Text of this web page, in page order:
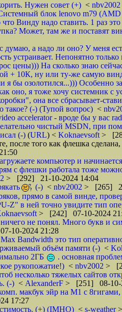
Нужен совет (+) < nbv2002
блок lenovo m79
Винду надо ставить. 1 раз
Может, там же и поставят
думаю, а надо ли оно? У меня
устраивает. Непонятно только
цены))) На сколько знаю
+ 10К, ну или ту-же самую
я бы озолотился...))) Особенно
оно, я тоже хочу системник с
она все сбрасывает-
такое? (-) (Тупой вопрос) <
accelerator - вроде бы у вас
чистый MSDN, при
(-) (URL) < Koknaevsoft >
после того как флешка сделана,
компьютер и
с флешки работала тоже
> [292] 21-10-2024 14:04
(-) < nbv2002 > [265]
прямо в самой винде,
Z" в ней точно увидите тип
> [242] 07-10-2024
не понял. Много букв и
10-2024 21:28
Bandwidth это тип
объём памяти (-) <
2ГБ
. основная
рукопожатие!) < nbv2002 >
несколько тяжелых сайтов
(-) < AlexanderF > [251] 08-10-
макбук эйр на М1 с 8гигами,
17:27
(+) (IMHO) < s-weather